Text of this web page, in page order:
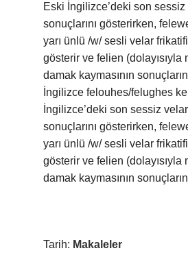
Eski İngilizce’deki son
sonuçlarını gösterirken,
yarı ünlü /w/ sesli velar
gösterir ve felien (dolayısıyla
damak kaymasının
İngilizce felouhes/felughes
İngilizce’deki son sessiz
sonuçlarını gösterirken,
yarı ünlü /w/ sesli velar
gösterir ve felien (dolayısıyla
damak kaymasının
Tarih: Makaleler